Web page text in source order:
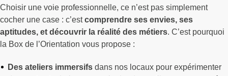
Choisir une voie professionnelle, ce n’est pas simplement
cocher une case : c’estcomprendre ses envies, ses
aptitudes, et découvrir la réalité des métiers. C’est pourquoi
la Box de l’Orientation vous propose :
Des ateliers immersifs dans nos locaux pour expérimenter